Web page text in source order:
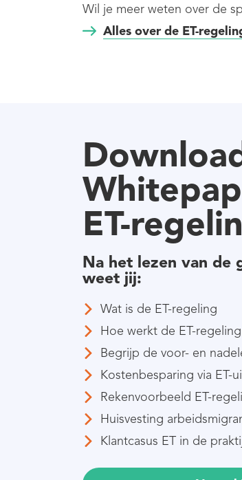
Wil je meer weten over de
Alles over de ET-
ET-
Na het lezen van de
weet jij:
Wat is de ET-regeling
Hoe werkt de ET-regeling
Begrijp de voor- en
Kostenbesparing via ET-
Rekenvoorbeeld ET-
Huisvesting
Klantcasus ET in de